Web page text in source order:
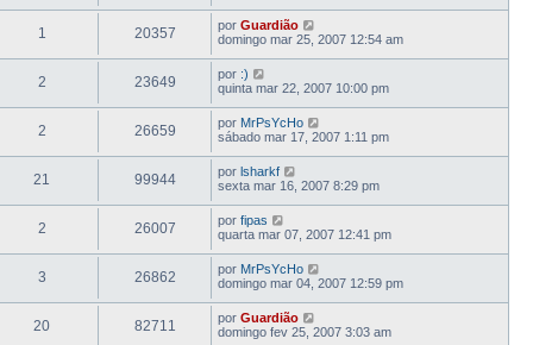
1 20357 por Guardião
domingo mar 25, 2007 12:54 am
2 23649 por :)
quinta mar 22, 2007 10:00 pm
2 26659 por MrPsYcHo
sábado mar 17, 2007 1:11 pm
21 99944 por lsharkf
sexta mar 16, 2007 8:29 pm
2 26007 por fipas
quarta mar 07, 2007 12:41 pm
3 26862 por MrPsYcHo
domingo mar 04, 2007 12:59 pm
20 82711 por Guardião
domingo fev 25, 2007 3:03 am